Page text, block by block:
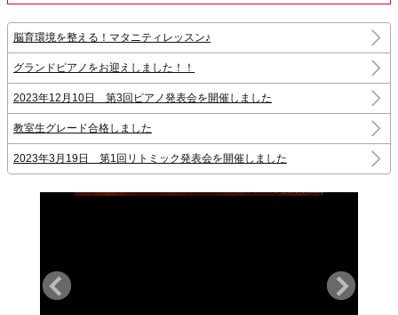
脳育環境を整える！マタニティレッスン♪
グランドピアノをお迎えしました！！
2023年12月10日 第3回ピアノ発表会を開催しました
教室生グレード合格しました
2023年3月19日 第1回リトミック発表会を開催しました